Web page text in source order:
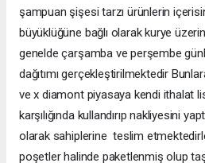
şampuan şişesi tarzı ürünlerin
büyüklüğüne bağlı olarak kurye
genelde çarşamba ve perşembe
dağıtımı gerçekleştirilmektedir
ve x diamont piyasaya kendi ithalat
karşılığında kullandırıp nakliyesini
olarak sahiplerine teslim
poşetler halinde paketlenmiş olup